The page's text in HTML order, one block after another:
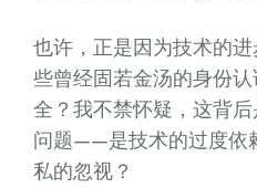
也许，正是因为技术的
些曾经固若金汤的身份
全？我不禁怀疑，这背
问题——是技术的过度依
私的忽视？